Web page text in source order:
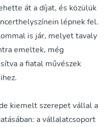
át a díjat, és közülük
lépnek fel.
is jár, melyet tavaly
emeltek, még
a fiatal művészek
kiemelt szerepet vállal a
a vállalatcsoport